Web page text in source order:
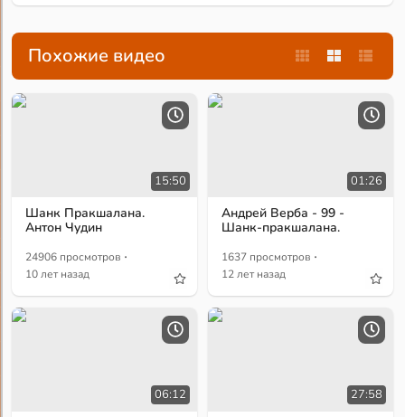
Похожие видео
15:50
Шанк Пракшалана.
Антон Чудин
24906 просмотров ·
10 лет назад
01:26
Андрей Верба - 99 -
Шанк-пракшалана.
1637 просмотров ·
12 лет назад
06:12 27:58